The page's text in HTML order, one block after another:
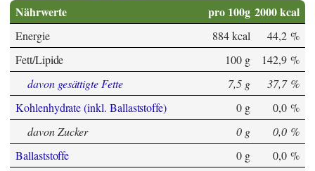
Nährwerte pro 100g 2000 kcal
Energie 884 kcal
44,2 %
Fett/Lipide
100 g
142,9 %
davon gesättigte Fette
7,5 g
37,7 %
Kohlenhydrate (inkl. Ballaststoffe)
0 g
0,0 %
davon Zucker
0 g
0,0 %
Ballaststoffe
0 g
0,0 %